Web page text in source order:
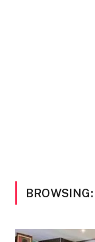
BROWSING: